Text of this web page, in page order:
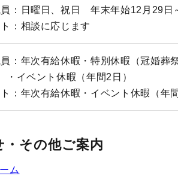
員：日曜日、祝日 年末年始12月29
：相談に応じます
：年次有給休暇・特別休暇（冠婚葬
・イベント休暇（年間2日）
：年次有給休暇・イベント休暇（年
・その他ご案内
ム